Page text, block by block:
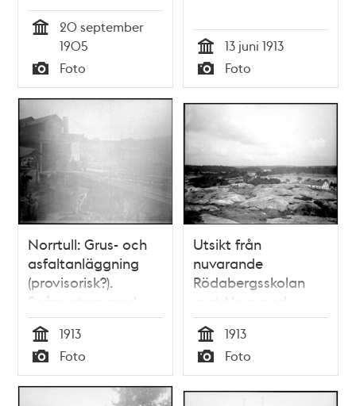
20 september
1905
Typ
Foto Tid
13 juni 1913
Typ
Foto
Norrtull: Grus- och
asfaltanläggning
(provisorisk?).
Spårsystem med
små tippvagnar
Tid
1913
Typ
Foto
Utsikt från
nuvarande
Rödabergsskolan
mot Norr med
Norrtull och
Norrtullsgatan
närmast nedanför
bergkanten. I
bakgrunden
Tid
1913
Typ
Foto